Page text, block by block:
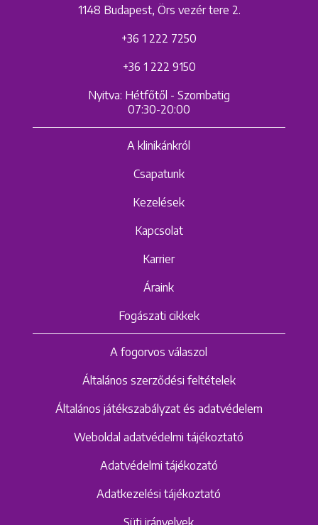
1148 Budapest, Örs vezér tere 2.
+36 1 222 7250
+36 1 222 9150
Nyitva: Hétfőtől - Szombatig
07:30-20:00
A klinikánkról
Csapatunk
Kezelések
Kapcsolat
Karrier
Áraink
Fogászati cikkek
A fogorvos válaszol
Általános szerződési feltételek
Általános játékszabályzat és adatvédelem
Weboldal adatvédelmi tájékoztató
Adatvédelmi tájékozató
Adatkezelési tájékoztató
Süti irányelvek